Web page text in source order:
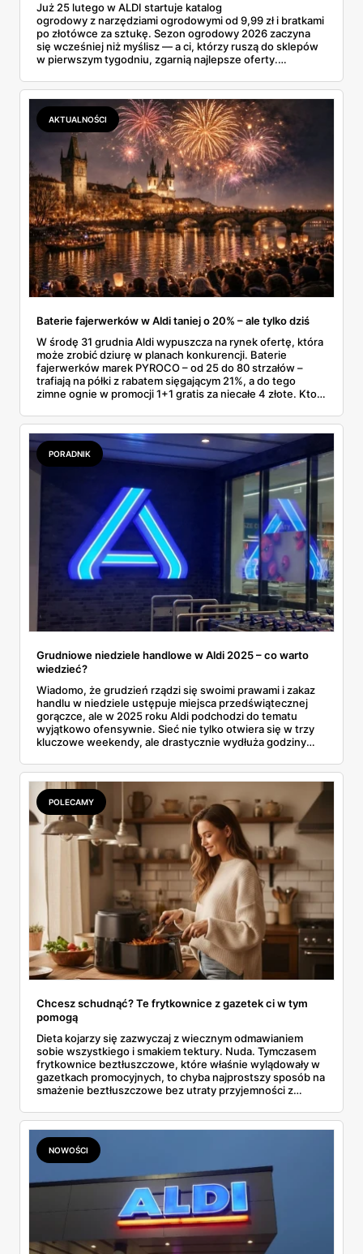
Już 25 lutego w ALDI startuje katalog
ogrodowy z narzędziami ogrodowymi od 9,99 zł i bratkami
po złotówce za sztukę. Sezon ogrodowy 2026 zaczyna
się wcześniej niż myślisz — a ci, którzy ruszą do sklepów
w pierwszym tygodniu, zgarnią najlepsze oferty.
co faktycznie ma sens kupić na początek wiosny.
AKTUALNOŚCI
Baterie fajerwerków w Aldi taniej o 20% – ale tylko dziś
W środę 31 grudnia Aldi wypuszcza na rynek ofertę, która
może zrobić dziurę w planach konkurencji. Baterie
fajerwerków marek PYROCO – od 25 do 80 strzałów –
trafiają na półki z rabatem sięgającym 21%, a do tego
zimne ognie w promocji 1+1 gratis za niecałe 4 złote. Kto
szybko się kurczą. Sprawdziliśmy szczegółowo, co
konkretnie oferuje gazetka i czy naprawdę warto się
spieszyć.
PORADNIK
Grudniowe niedziele handlowe w Aldi 2025 – co warto
wiedzieć?
Wiadomo, że grudzień rządzi się swoimi prawami i zakaz
handlu w niedziele ustępuje miejsca przedświątecznej
gorączce, ale w 2025 roku Aldi podchodzi do tematu
wyjątkowo ofensywnie. Sieć nie tylko otwiera się w trzy
kluczowe weekendy, ale drastycznie wydłuża godziny
marketach bladym świtem. Jeśli myślisz, że wiesz już
wszystko o świątecznych zakupach, to harmonogram na
7, 14 i 21 grudnia może cię pozytywnie zaskoczyć.
POLECAMY
Chcesz schudnąć? Te frytkownice z gazetek ci w tym
pomogą
Dieta kojarzy się zazwyczaj z wiecznym odmawianiem
sobie wszystkiego i smakiem tektury. Nuda. Tymczasem
frytkownice beztłuszczowe, które właśnie wylądowały w
gazetkach promocyjnych, to chyba najprostszy sposób na
smażenie beztłuszczowe bez utraty przyjemności z
obecnych cenach modeli takich jak Philips Ovi czy Tefal, aż
żal nie spróbować. Sprawdzamy, co warto upolować, żeby
zgubić kilogramy, a nie smak.
NOWOŚCI